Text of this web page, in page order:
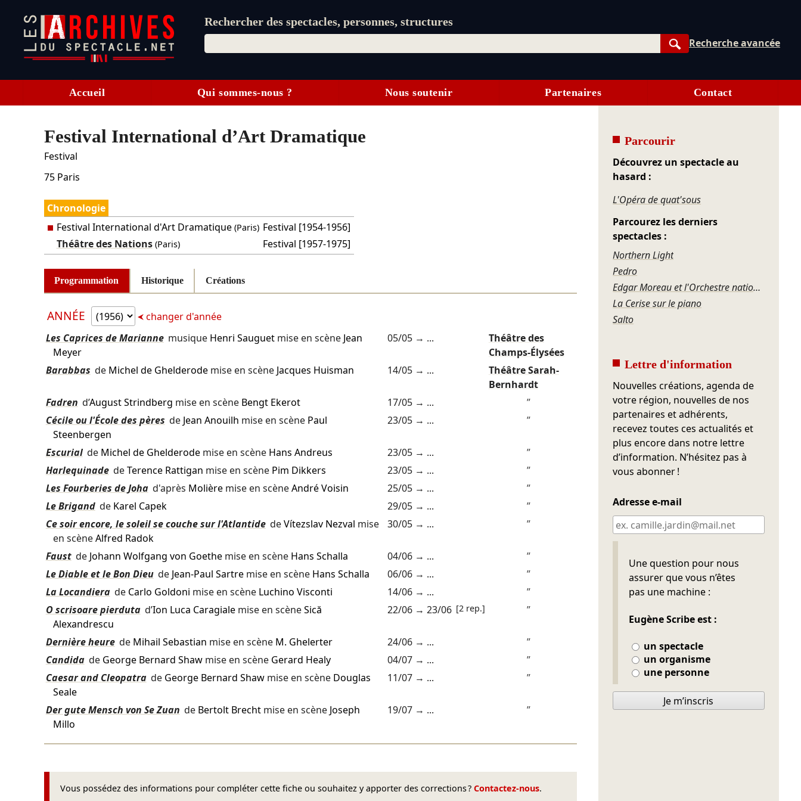
Rechercher des spectacles, personnes, structures
Rechercher
Recherche avancée
Accueil Qui sommes-nous ? Nous soutenir Partenaires Contact
Festival International d’Art Dramatique
Festival
75 Paris
Chronologie
Festival International d'Art Dramatique (Paris) Festival [1954-1956]
Théâtre des Nations(Paris) Festival [1957-1975]
Programmation Historique Créations
ANNÉE
changer d'année
Les Caprices de Marianne musique Henri Sauguetmise en scène Jean
Meyer
05/05→ ...
Théâtre des
Champs-Élysées
Barabbas de Michel de Ghelderodemise en scène Jacques Huisman 14/05→ ...
Théâtre Sarah-
Bernhardt
Fadren d’August Strindberg mise en scène Bengt Ekerot 17/05→ ...
”
Cécile ou l'École des pères de Jean Anouilh mise en scène Paul
Steenbergen
23/05→ ... ”
Escurial de Michel de Ghelderodemise en scène Hans Andreus 23/05→ ...
”
Harlequinade deTerence Rattigan mise en scène Pim Dikkers 23/05→ ...
”
Les Fourberies de Joha d'après Molièremise en scèneAndré Voisin 25/05→ ...
”
Le Brigand de Karel Capek 29/05→ ...
”
Ce soir encore, le soleil se couche sur l'Atlantide deVítezslav Nezval mise
en scèneAlfred Radok
30/05→ ... ”
Faust de Johann Wolfgang von Goethemise en scène Hans Schalla 04/06→ ...
”
Le Diable et le Bon Dieu de Jean-Paul Sartremise en scène Hans Schalla 06/06→ ...
”
La Locandiera de Carlo Goldoni mise en scène Luchino Visconti 14/06→ ...
”
O scrisoare pierduta d’Ion Luca Caragialemise en scèneSică
Alexandrescu
22/06→ 23/06 [2 rep.] ”
Dernière heure de Mihail Sebastian mise en scène M. Ghelerter 24/06→ ...
”
Candida de George Bernard Shawmise en scène Gerard Healy 04/07→ ...
”
Caesar and Cleopatra de George Bernard Shawmise en scène Douglas
Seale
11/07→ ... ”
Der gute Mensch von Se Zuan de Bertolt Brechtmise en scène Joseph
Millo
19/07→ ... ”
Vous possédez des informations pour compléter cette fiche ou souhaitez y apporter des corrections ? Contactez-nous.
Parcourir
Découvrez un spectacle au
hasard :
L'Opéra de quat'sous
Parcourez les derniers
spectacles :
Northern Light
Pedro
Edgar Moreau et l'Orchestre national Auvergne-Rhône-Alpes – Schubert et l'étreinte du destin
La Cerise sur le piano
Salto
Lettre d'information
Nouvelles créations, agenda de
votre région, nouvelles de nos
partenaires et adhérents,
recevez toutes ces actualités et
plus encore dans notre lettre
d’information. N’hésitez pas à
vous abonner !
Adresse e-mail
Une question pour nous
assurer que vous n’êtes
pas une machine :
Eugène Scribe est :
un spectacle
un organisme
une personne
Ne pas remplir
Je m’inscris